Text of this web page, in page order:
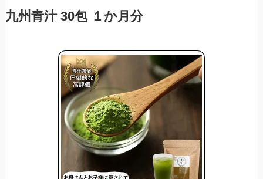
九州青汁 30包 １か月分